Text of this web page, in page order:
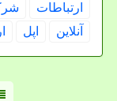
ارتباطات
آنلاین
اپل